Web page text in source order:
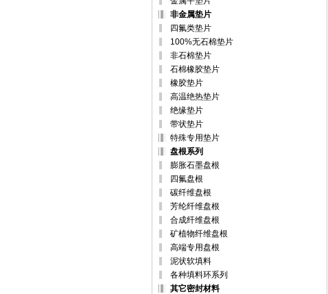
非金属垫片
四氟类垫片
100%无石棉垫片
非石棉垫片
石棉橡胶垫片
橡胶垫片
高温绝热垫片
绝缘垫片
带状垫片
特殊专用垫片
盘根系列
膨胀石墨盘根
四氟盘根
碳纤维盘根
芳纶纤维盘根
合成纤维盘根
矿植物纤维盘根
高端专用盘根
泥状软填料
各种填料环系列
其它密封材料